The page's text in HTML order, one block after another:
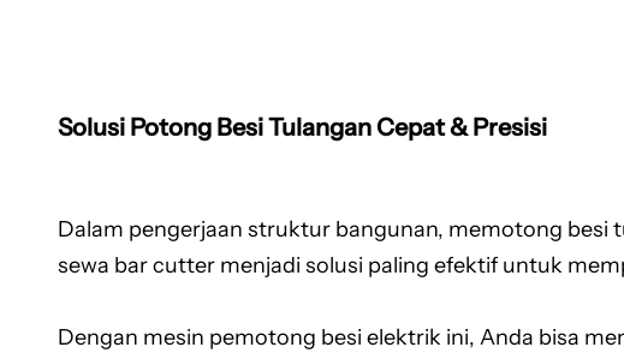
Solusi Potong Besi Tulangan Cepat & Presisi
Dalam pengerjaan struktur bangunan, memotong besi
sewa bar cutter menjadi solusi paling efektif untuk
Dengan mesin pemotong besi elektrik ini, Anda bisa